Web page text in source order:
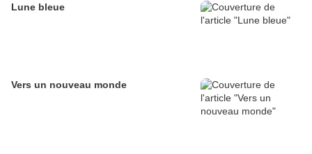
Lune bleue
Vers un nouveau monde